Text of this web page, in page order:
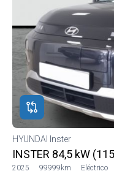
Combustible y cambio
Precio y cuota (0)
Carrocería, año y Kms.
HYUNDAI Inster
INSTER 84,5 kW
2025 99999km Eléctrico